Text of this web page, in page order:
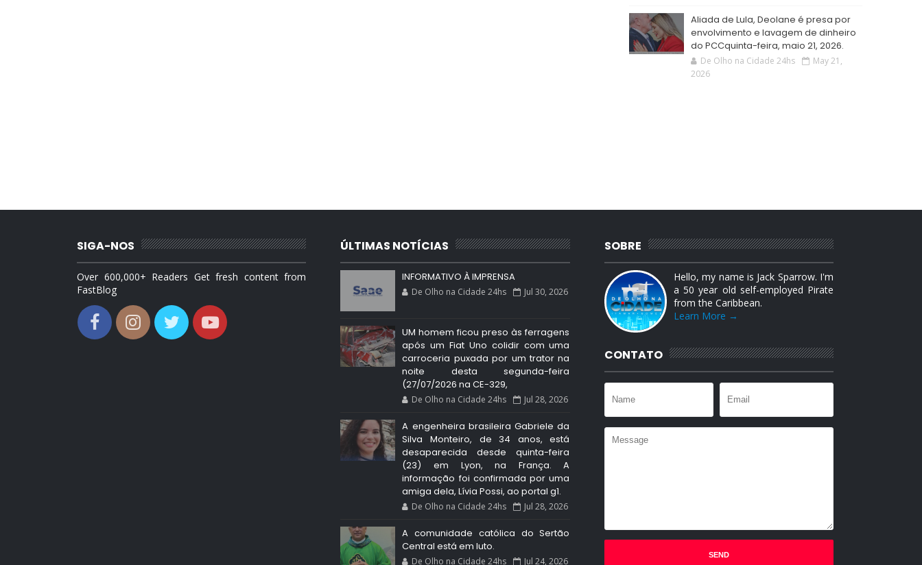
Aliada de Lula, Deolane é presa por
envolvimento e lavagem de dinheiro
do PCCquinta-feira, maio 21, 2026.
De Olho na Cidade 24hs
May 21,
2026
SIGA-NOS
Over 600,000+ Readers Get fresh content from
FastBlog
ÚLTIMAS NOTÍCIAS
INFORMATIVO À IMPRENSA
De Olho na Cidade 24hs Jul 30, 2026
UM homem ficou preso às ferragens
após um Fiat Uno colidir com uma
carroceria puxada por um trator na
noite desta segunda-feira
(27/07/2026 na CE-329,
De Olho na Cidade 24hs Jul 28, 2026
A engenheira brasileira Gabriele da
Silva Monteiro, de 34 anos, está
desaparecida desde quinta-feira
(23) em Lyon, na França. A
informação foi confirmada por uma
amiga dela, Lívia Possi, ao portal g1.
De Olho na Cidade 24hs Jul 28, 2026
A comunidade católica do Sertão
Central está em luto.
De Olho na Cidade 24hs Jul 24, 2026
SOBRE
Hello, my name is Jack Sparrow. I'm
a 50 year old self-employed Pirate
from the Caribbean.
Learn More →
CONTATO